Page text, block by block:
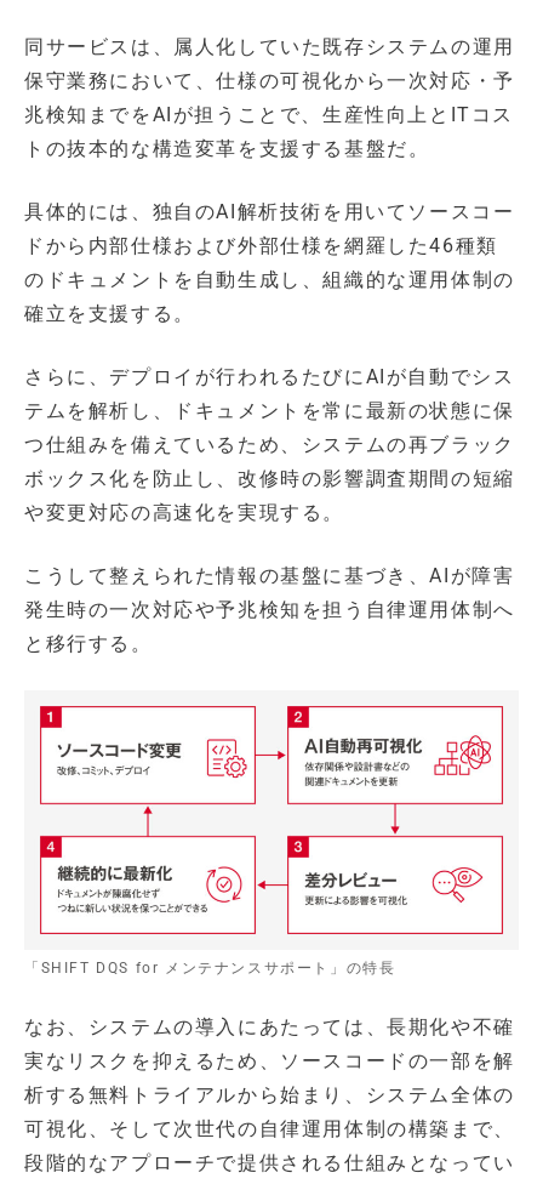
同サービスは、属人化していた既存システムの運用
保守業務において、仕様の可視化から一次対応・予
兆検知までをAIが担うことで、生産性向上とITコス
トの抜本的な構造変革を支援する基盤だ。
具体的には、独自のAI解析技術を用いてソースコー
ドから内部仕様および外部仕様を網羅した46種類
のドキュメントを自動生成し、組織的な運用体制の
確立を支援する。
さらに、デプロイが行われるたびにAIが自動でシス
テムを解析し、ドキュメントを常に最新の状態に保
つ仕組みを備えているため、システムの再ブラック
ボックス化を防止し、改修時の影響調査期間の短縮
や変更対応の高速化を実現する。
こうして整えられた情報の基盤に基づき、AIが障害
発生時の一次対応や予兆検知を担う自律運用体制へ
と移行する。
「SHIFT DQS for メンテナンスサポート」の特長
なお、システムの導入にあたっては、長期化や不確
実なリスクを抑えるため、ソースコードの一部を解
析する無料トライアルから始まり、システム全体の
可視化、そして次世代の自律運用体制の構築まで、
段階的なアプローチで提供される仕組みとなってい